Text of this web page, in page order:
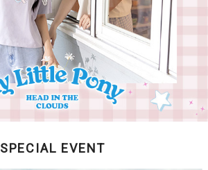
SPECIAL EVENT